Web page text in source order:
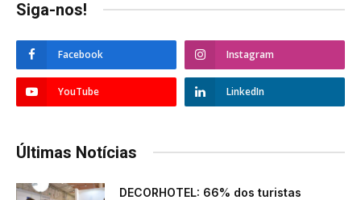
Siga-nos!
Facebook Instagram
YouTube LinkedIn
Últimas Notícias
DECORHOTEL: 66% dos turistas